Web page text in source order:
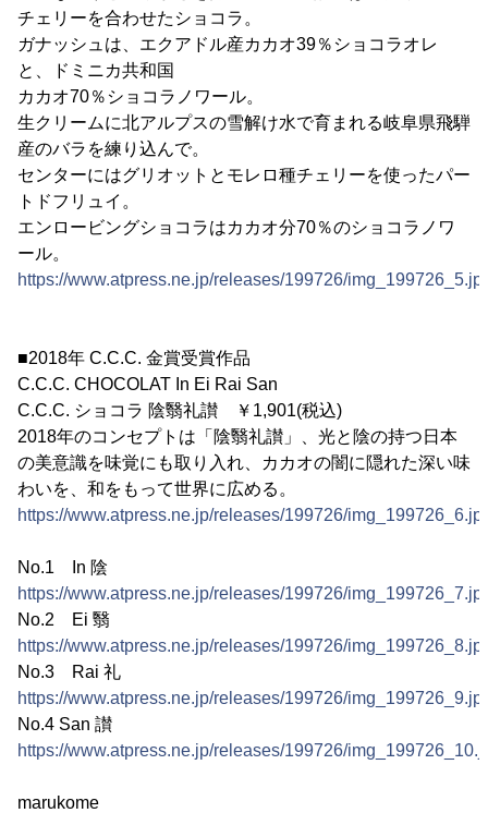
チェリーを合わせたショコラ。
ガナッシュは、エクアドル産カカオ39％ショコラオレ
と、ドミニカ共和国
カカオ70％ショコラノワール。
生クリームに北アルプスの雪解け水で育まれる岐阜県飛騨
産のバラを練り込んで。
センターにはグリオットとモレロ種チェリーを使ったパー
トドフリュイ。
エンロービングショコラはカカオ分70％のショコラノワ
ール。
https://www.atpress.ne.jp/releases/199726/
■2018年 C.C.C. 金賞受賞作品
C.C.C. CHOCOLAT In Ei Rai San
C.C.C. ショコラ 陰翳礼讃 ￥1,901(税込)
2018年のコンセプトは「陰翳礼讃」、光と陰の持つ日本
の美意識を味覚にも取り入れ、カカオの闇に隠れた深い味
わいを、和をもって世界に広める。
https://www.atpress.ne.jp/releases/199726/
No.1 In 陰
https://www.atpress.ne.jp/releases/199726/
No.2 Ei 翳
https://www.atpress.ne.jp/releases/199726/
No.3 Rai 礼
https://www.atpress.ne.jp/releases/199726/
No.4 San 讃
https://www.atpress.ne.jp/releases/199726/
marukome